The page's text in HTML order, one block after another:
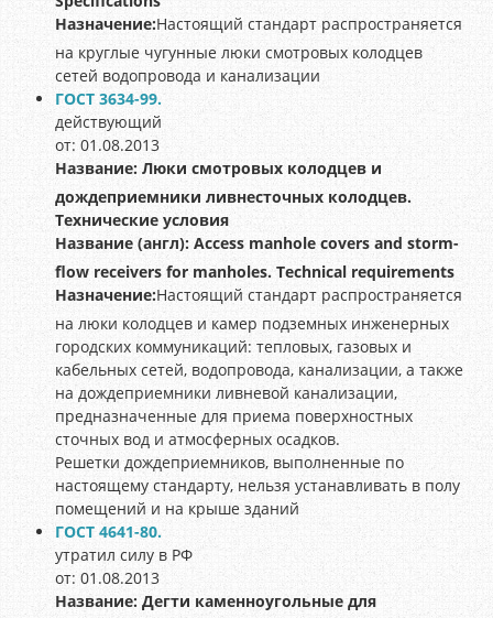
Назначение:Настоящий стандарт распространяется
на круглые чугунные люки смотровых колодцев
сетей водопровода и канализации
ГОСТ 3634-99.
действующий
от: 01.08.2013
Название: Люки смотровых колодцев и
дождеприемники ливнесточных колодцев.
Технические условия
Название (англ): Access manhole covers and storm-
flow receivers for manholes. Technical requirements
Назначение:Настоящий стандарт распространяется
на люки колодцев и камер подземных инженерных
городских коммуникаций: тепловых, газовых и
кабельных сетей, водопровода, канализации, а также
на дождеприемники ливневой канализации,
предназначенные для приема поверхностных
сточных вод и атмосферных осадков.
Решетки дождеприемников, выполненные по
настоящему стандарту, нельзя устанавливать в полу
помещений и на крыше зданий
ГОСТ 4641-80.
утратил силу в РФ
от: 01.08.2013
Название: Дегти каменноугольные для